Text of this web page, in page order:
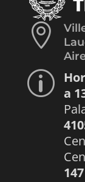

p a
147